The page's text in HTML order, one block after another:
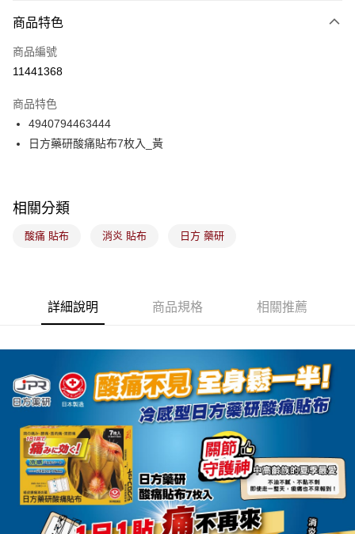
商品特色
商品編號
11441368
商品特色
4940794463444
日方藥研酸痛貼布7枚入_黃
相關分類
酸痛 貼布 消炎 貼布 日方 藥研
詳細說明 商品規格 相關推薦